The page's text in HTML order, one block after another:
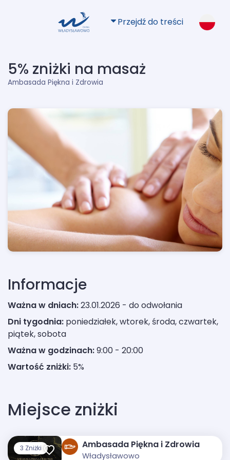
Przejdź do treści
5% zniżki na masaż
Ambasada Piękna i Zdrowia
Informacje
Ważna w dniach:23.01.2026 - do odwołania
Dni tygodnia: poniedziałek, wtorek, środa, czwartek,
piątek, sobota
Ważna w godzinach:9:00 - 20:00
Wartość zniżki: 5%
Miejsce zniżki
3 Zniżki Ambasada Piękna i Zdrowia
Władysławowo